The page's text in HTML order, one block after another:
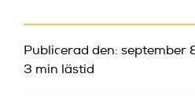
Publicerad den: september
3 min lästid